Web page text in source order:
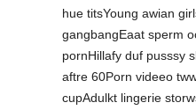
hue titsYoung awian
gangbangEaat sperm
pornHillafy duf pusssy
aftre 60Porn videeo
cupAdulkt lingerie